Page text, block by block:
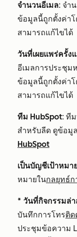
จำนวนอีเมล: จำ
ข้อมูลนี้ถูกตั้งค่าโ
สามารถแก้ไขได้
วันที่เผยแพร่ครั้ง
อีเมลการประชุม
ข้อมูลนี้ถูกตั้งค่าโ
สามารถแก้ไขได้
ทีม HubSpot: ที
สำหรับลีด ดูข้อมู
HubSpot
เป็นบัญชีเป้าหมา
หมายในกลยุทธ์
* วันที่กิจกรรมล่
บันทึกการโทรติด
ประชุมข้อความ